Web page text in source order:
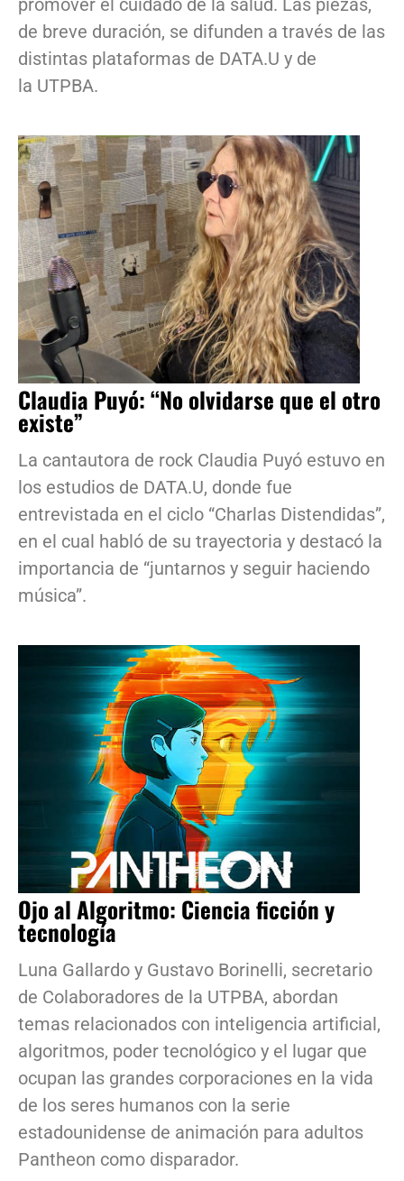
promover el cuidado de la salud. Las piezas,
de breve duración, se difunden a través de las
distintas plataformas de DATA.U y de
la UTPBA.
Claudia Puyó: “No olvidarse que el otro
existe”
La cantautora de rock Claudia Puyó estuvo en
los estudios de DATA.U, donde fue
entrevistada en el ciclo “Charlas Distendidas”,
en el cual habló de su trayectoria y destacó la
importancia de “juntarnos y seguir haciendo
música”.
Ojo al Algoritmo: Ciencia ficción y
tecnología
Luna Gallardo y Gustavo Borinelli, secretario
de Colaboradores de la UTPBA, abordan
temas relacionados con inteligencia artificial,
algoritmos, poder tecnológico y el lugar que
ocupan las grandes corporaciones en la vida
de los seres humanos con la serie
estadounidense de animación para adultos
Pantheon como disparador.